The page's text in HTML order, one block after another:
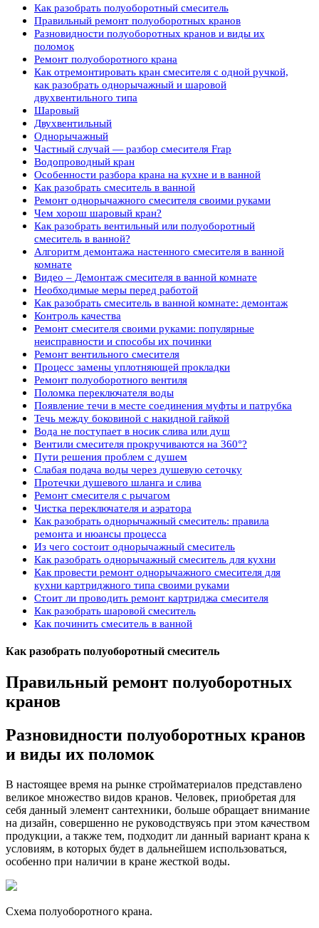
Как разобрать полуоборотный смеситель
Правильный ремонт полуоборотных кранов
Разновидности полуоборотных кранов и виды их
поломок
Ремонт полуоборотного крана
Как отремонтировать кран смесителя с одной ручкой,
как разобрать однорычажный и шаровой
двухвентильного типа
Шаровый
Двухвентильный
Однорычажный
Частный случай — разбор смесителя Frap
Водопроводный кран
Особенности разбора крана на кухне и в ванной
Как разобрать смеситель в ванной
Ремонт однорычажного смесителя своими руками
Чем хорош шаровый кран?
Как разобрать вентильный или полуоборотный
смеситель в ванной?
Алгоритм демонтажа настенного смесителя в ванной
комнате
Видео – Демонтаж смесителя в ванной комнате
Необходимые меры перед работой
Как разобрать смеситель в ванной комнате: демонтаж
Контроль качества
Ремонт смесителя своими руками: популярные
неисправности и способы их починки
Ремонт вентильного смесителя
Процесс замены уплотняющей прокладки
Ремонт полуоборотного вентиля
Поломка переключателя воды
Появление течи в месте соединения муфты и патрубка
Течь между боковиной с накидной гайкой
Вода не поступает в носик слива или душ
Вентили смесителя прокручиваются на 360°?
Пути решения проблем с душем
Слабая подача воды через душевую сеточку
Протечки душевого шланга и слива
Ремонт смесителя с рычагом
Чистка переключателя и аэратора
Как разобрать однорычажный смеситель: правила
ремонта и нюансы процесса
Из чего состоит однорычажный смеситель
Как разобрать однорычажный смеситель для кухни
Как провести ремонт однорычажного смесителя для
кухни картриджного типа своими руками
Стоит ли проводить ремонт картриджа смесителя
Как разобрать шаровой смеситель
Как починить смеситель в ванной
Как разобрать полуоборотный смеситель
Правильный ремонт полуоборотных
кранов
Разновидности полуоборотных кранов
и виды их поломок
В настоящее время на рынке стройматериалов представлено
великое множество видов кранов. Человек, приобретая для
себя данный элемент сантехники, больше обращает внимание
на дизайн, совершенно не руководствуясь при этом качеством
продукции, а также тем, подходит ли данный вариант крана к
условиям, в которых будет в дальнейшем использоваться,
особенно при наличии в кране жесткой воды.
Схема полуоборотного крана.